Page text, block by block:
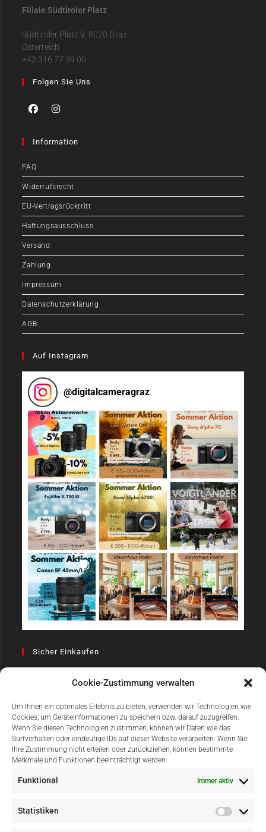
Cookie-Zustimmung verwalten
Um Ihnen ein optimales Erlebnis zu bieten, verwenden wir Technologien wie
Cookies, um Geräteinformationen zu speichern bzw. darauf zuzugreifen.
Wenn Sie diesen Technologien zustimmen, können wir Daten wie das
Surfverhalten oder eindeutige IDs auf dieser Website verarbeiten. Wenn Sie
Ihre Zustimmung nicht erteilen oder zurückziehen, können bestimmte
Merkmale und Funktionen beeinträchtigt werden.
Funktional Immer aktiv
Statistiken
Filiale Südtiroler Platz
Südtiroler Platz 9, 8020 Graz
Österreich
+43 316 77 39 00
Folgen Sie Uns
Information
FAQ
Widerrufsrecht
EU-Vertragsrücktritt
Haftungsausschluss
Versand
Zahlung
Impressum
Datenschutzerklärung
AGB
Auf Instagram
@digitalcameragraz
Sicher Einkaufen
Einfach Online Bezahlen